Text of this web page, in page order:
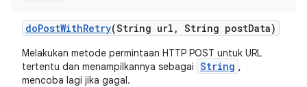
doPostWithRetry(String url , String postData)
Melakukan metode permintaan HTTP POST untuk URL
tertentu dan menampilkannya sebagai String ,
mencoba lagi jika gagal.